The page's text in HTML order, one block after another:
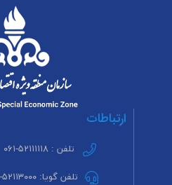
ارتباطات
تلفن : ۵۲۱۱۱۱۱۸-۰۶۱
تلفن گویا: ۵۲۱۱۳۰۰۰-۰۶۱